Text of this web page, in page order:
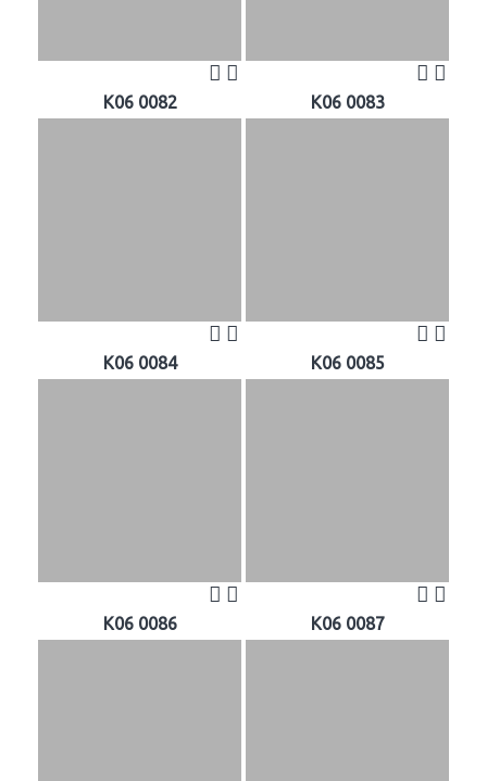
K06 0082 K06 0083
K06 0084 K06 0085
K06 0086 K06 0087